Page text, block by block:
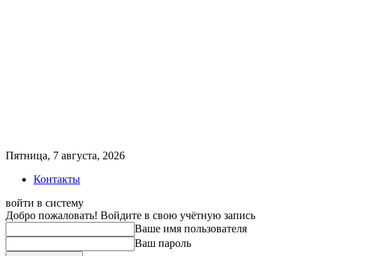
Пятница, 7 августа, 2026
Контакты
войти в систему
Добро пожаловать! Войдите в свою учётную запись
Ваше имя пользователя
Ваш пароль